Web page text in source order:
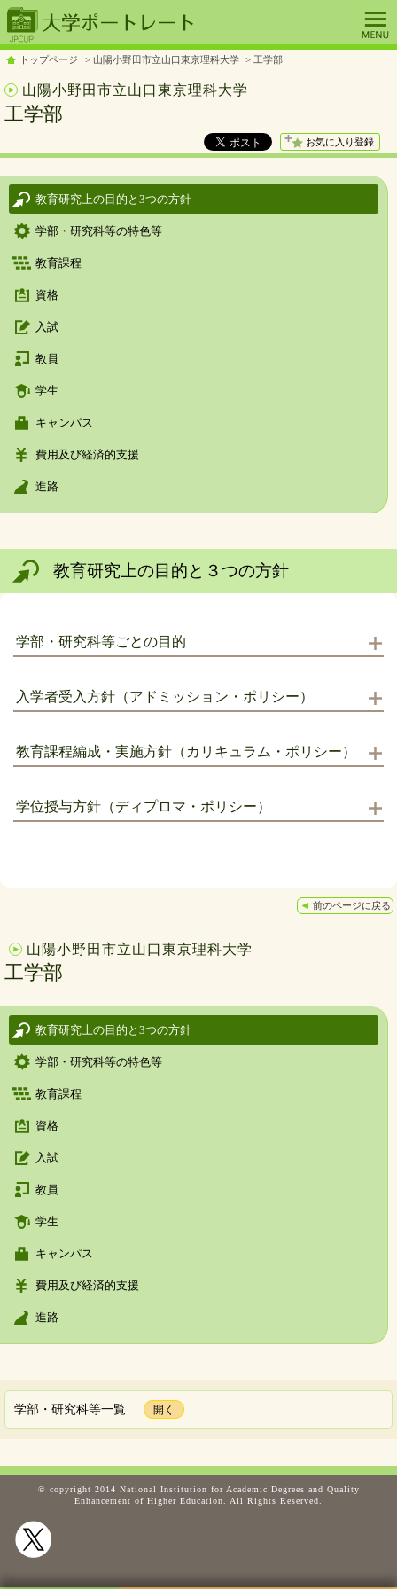
トップページ 山陽小野田市立山口東京理科大学 工学部
山陽小野田市立山口東京理科大学
工学部
お気に入り登録
教育研究上の目的と3つの方針
学部・研究科等の特色等
教育課程
資格
入試
教員
学生
キャンパス
費用及び経済的支援
進路
教育研究上の目的と３つの方針
学部・研究科等ごとの目的
入学者受入方針（アドミッション・ポリシー）
教育課程編成・実施方針（カリキュラム・ポリシー）
学位授与方針（ディプロマ・ポリシー）
前のページに戻る
山陽小野田市立山口東京理科大学
工学部
教育研究上の目的と3つの方針
学部・研究科等の特色等
教育課程
資格
入試
教員
学生
キャンパス
費用及び経済的支援
進路
学部・研究科等一覧
© copyright 2014 National Institution for Academic Degrees and Quality
Enhancement of Higher Education. All Rights Reserved.